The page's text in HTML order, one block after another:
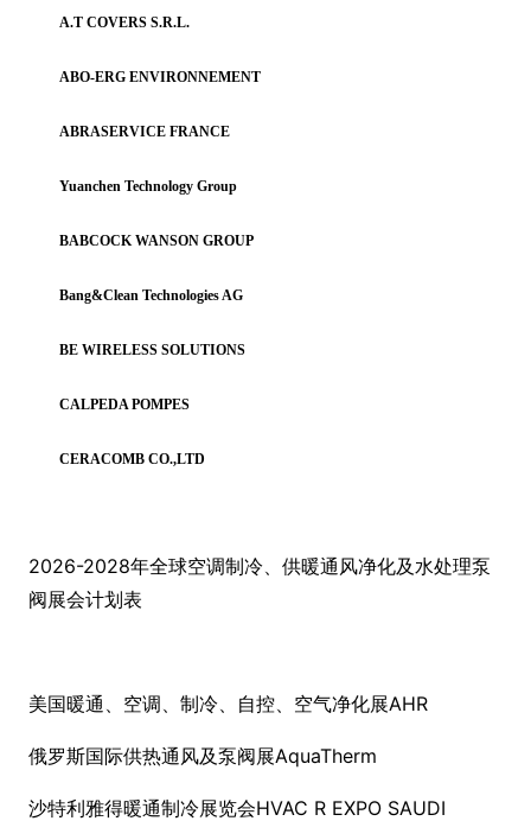
A.T COVERS S.R.L.
ABO-ERG ENVIRONNEMENT
ABRASERVICE FRANCE
Yuanchen Technology Group
BABCOCK WANSON GROUP
Bang&Clean Technologies AG
BE WIRELESS SOLUTIONS
CALPEDA POMPES
CERACOMB CO.,LTD
2026-2028年全球空调制冷、供暖通风净化及水处理泵
阀展会计划表
美国暖通、空调、制冷、自控、空气净化展AHR
俄罗斯国际供热通风及泵阀展AquaTherm
沙特利雅得暖通制冷展览会HVAC R EXPO SAUDI